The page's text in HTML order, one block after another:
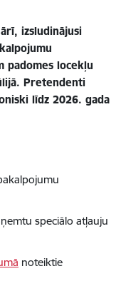
izsludinājusi
padomes locekļu
Pretendenti
līdz 2026. gada
speciālo atļauju
noteiktie